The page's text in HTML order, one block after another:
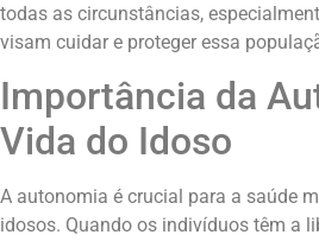
todas as circunstâncias,
visam cuidar e proteger essa
Importância da
Vida do Idoso
A autonomia é crucial para a saúde
idosos. Quando os indivíduos têm a